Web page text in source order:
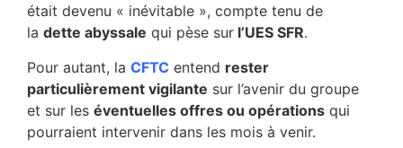
était devenu « inévitable », compte tenu de
la dette abyssale qui pèse sur l’UES SFR.
Pour autant, la CFTC entend rester
particulièrement vigilante sur l’avenir du groupe
et sur les éventuelles offres ou opérations qui
pourraient intervenir dans les mois à venir.